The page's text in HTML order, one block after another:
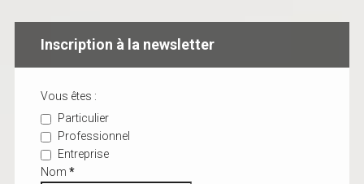
Inscription à la newsletter
Vous êtes :
Particulier
Professionnel
Entreprise
Nom *